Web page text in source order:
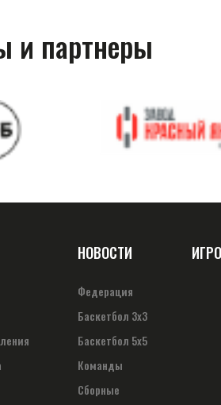
и партнеры
НОВОСТИ
Федерация
Баскетбол 3х3
Баскетбол 5х5
Команды
Сборные